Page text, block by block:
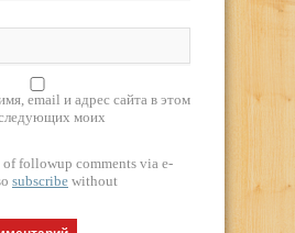
email и адрес сайта в этом
моих
followup comments via e-
subscribe without